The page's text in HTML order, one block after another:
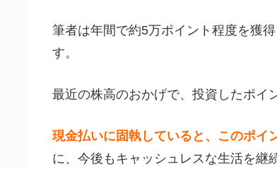
筆者は年間で約5万ポイント程度を獲
す。
最近の株高のおかげで、投資したポイ
現金払いに固執していると、このポイ
に、今後もキャッシュレスな生活を継